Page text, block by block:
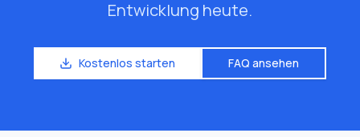
Entwicklung heute.
Kostenlos starten FAQ ansehen